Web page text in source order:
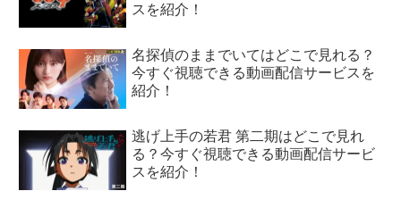
スを紹介！
名探偵のままでいてはどこで見れる？
今すぐ視聴できる動画配信サービスを
紹介！
逃げ上手の若君 第二期はどこで見れ
る？今すぐ視聴できる動画配信サービ
スを紹介！